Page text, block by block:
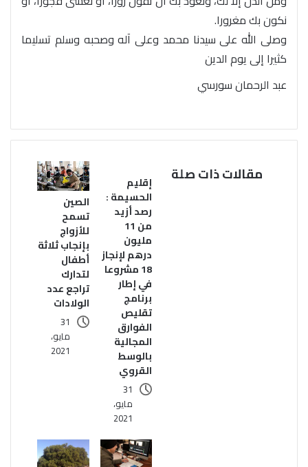
نكون بك مغرورا.
وصلى الله على سيدنا محمد وعلى آله وصحبه وسلم تسليما
كثيرا إلى يوم الدين
عبد الرحمان سورسي
مقالات ذات صلة
إقليم
الحسيمة :
رصد أزيد
من 11
مليون
درهم لإنجاز
18 مشروعا
في إطار
برنامج
تقليص
الفوارق
المجالية
بالوسط
القروي
31
مايو،
2021
الصين
تسمح
للأزواج
بإنجاب ثلاثة
أطفال
لتدارك
تراجع عدد
الولادات
31
مايو،
2021